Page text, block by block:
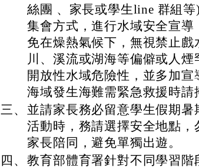
絲團 、家長或學生line 群組
集會方式，進行水域安全宣
免在燥熱氣候下，無視禁止
川、溪流或湖海等偏僻或人
開放性水域危險性，並多加
海域發生海難需緊急救援時請
三、
並請家長務必留意學生假期
活動時，務請選擇安全地點
家長陪同，避免單獨出遊。
四、 教育部體育署針對不同學習